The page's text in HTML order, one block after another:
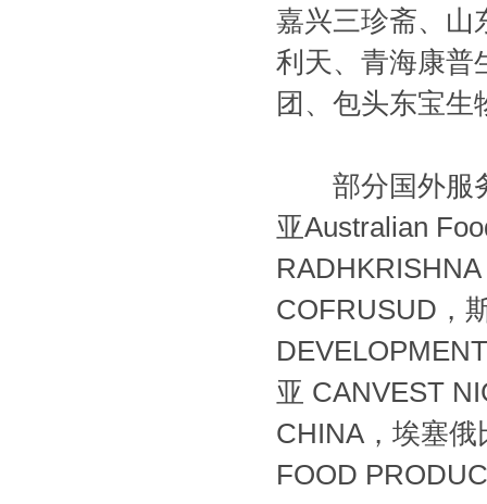
嘉兴三珍斋、山
利天、青海康普
团、包头东宝
部分国外服务
亚Australian
COFRUSUD，
亚 CANVEST
CHINA，埃塞俄
FOOD